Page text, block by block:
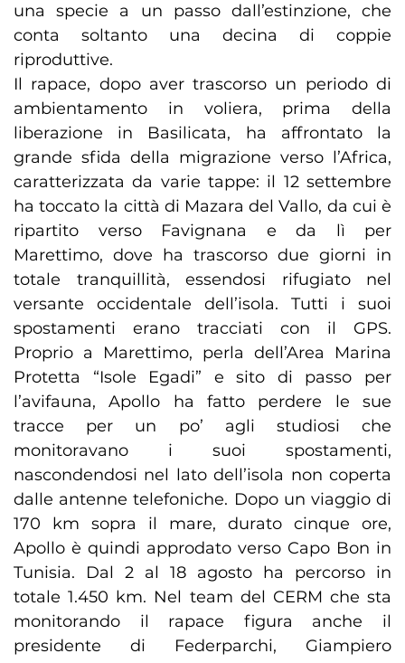
una specie a un passo dall’estinzione, che
conta soltanto una decina di coppie
riproduttive.
Il rapace, dopo aver trascorso un periodo di
ambientamento in voliera, prima della
liberazione in Basilicata, ha affrontato la
grande sfida della migrazione verso l’Africa,
caratterizzata da varie tappe: il 12 settembre
ha toccato la città di Mazara del Vallo, da cui è
ripartito verso Favignana e da lì per
Marettimo, dove ha trascorso due giorni in
totale tranquillità, essendosi rifugiato nel
versante occidentale dell’isola. Tutti i suoi
spostamenti erano tracciati con il GPS.
Proprio a Marettimo, perla dell’Area Marina
Protetta “Isole Egadi” e sito di passo per
l’avifauna, Apollo ha fatto perdere le sue
tracce per un po’ agli studiosi che
monitoravano i suoi spostamenti,
nascondendosi nel lato dell’isola non coperta
dalle antenne telefoniche. Dopo un viaggio di
170 km sopra il mare, durato cinque ore,
Apollo è quindi approdato verso Capo Bon in
Tunisia. Dal 2 al 18 agosto ha percorso in
totale 1.450 km. Nel team del CERM che sta
monitorando il rapace figura anche il
presidente di Federparchi, Giampiero